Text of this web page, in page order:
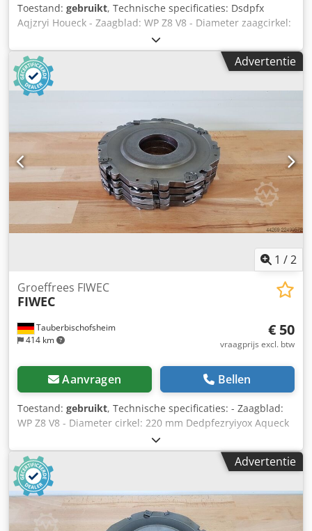
Toestand: gebruikt, Technische specificaties: Dsdpfx
Aqjzryi Houeck - Zaagblad: WP Z8 V8 - Diameter zaagcirkel:
220 mm - Boorgat: 70 mm - Lengte: 14 mm - Materiaal:
Staal - Beschikbaar: 8
Advertentie
1 /2
Tauberbischofsheim
414 km
Groeffrees FIWEC
FIWEC
€ 50
vraagprijs excl. btw
Aanvragen Bellen
Toestand: gebruikt, Technische specificaties: - Zaagblad:
WP Z8 V8 - Diameter cirkel: 220 mm Dedpfezryiyox Aqueck
- Boorgat: 70 mm - Lengte: 12 mm - Materiaal: staal -
Beschikbaar: 3
Advertentie